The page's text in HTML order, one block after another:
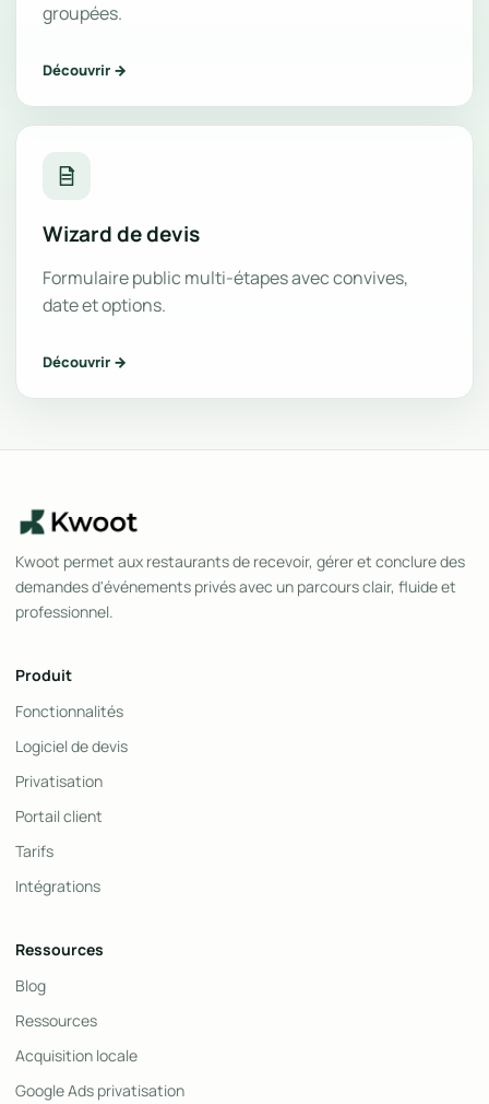
groupées.
Découvrir →
Wizard de devis
Formulaire public multi-étapes avec convives,
date et options.
Découvrir →
Kwoot permet aux restaurants de recevoir, gérer et conclure des
demandes d'événements privés avec un parcours clair, fluide et
professionnel.
Produit
Fonctionnalités
Logiciel de devis
Privatisation
Portail client
Tarifs
Intégrations
Ressources
Blog
Ressources
Acquisition locale
Google Ads privatisation